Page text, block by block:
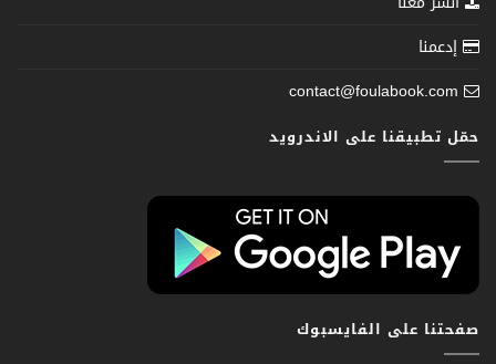
إدعمنا
contact@foulabook.com
حمّل تطبيقنا على الاندرويد
صفحتنا على الفايسبوك